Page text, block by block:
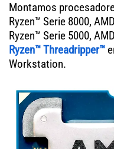
Montamos
Ryzen™ Serie 8000,
Ryzen™ Serie 5000,
Ryzen™ Threadripper™
Workstation.